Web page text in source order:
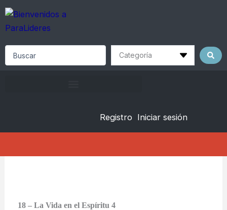
Skip
content
Registro Iniciar sesión
18 – La Vida en el Espíritu 4